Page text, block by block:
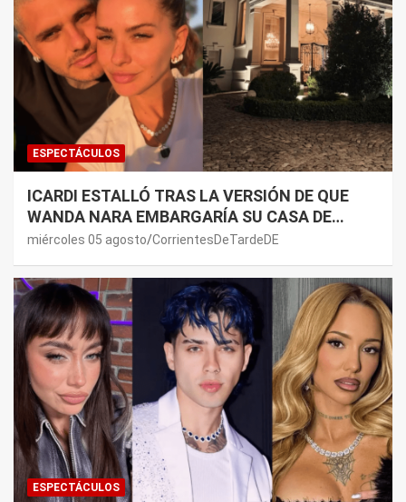
ESPECTÁCULOS
ICARDI ESTALLÓ TRAS LA VERSIÓN DE QUE
WANDA NARA EMBARGARÍA SU CASA DE
NORDELTA: “NECESITAN RASCAR DE ALGÚN
miércoles 05 agosto CorrientesDeTardeDE
ESPECTÁCULOS